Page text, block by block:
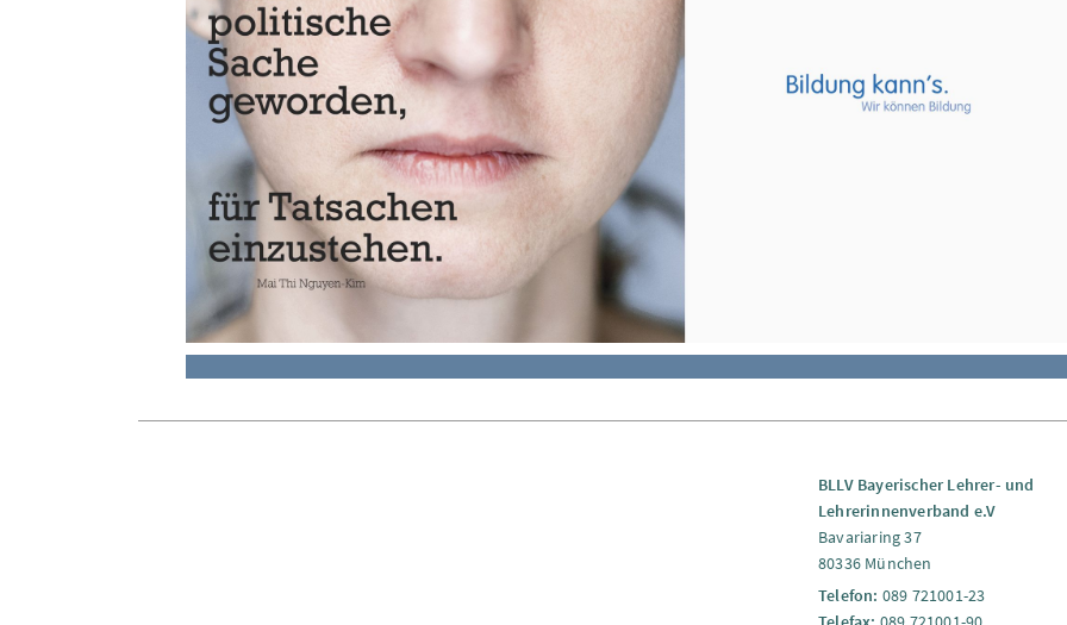
BLLV Bayerischer Lehrer- und
Lehrerinnenverband e.V
Bavariaring 37
80336 München
Telefon: 089 721001-23